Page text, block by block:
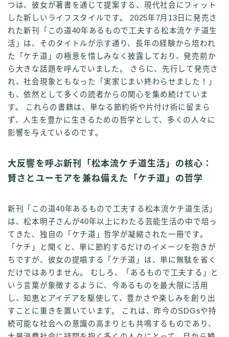
つは、彼女が著書を通じて提案する、現代社会にフィット
した新しいライフスタイルです。 2025年7月13日に発売さ
れた新刊「この道40年あるもので工夫する松本流ケチ道生
活」は、そのタイトルが示す通り、長年の経験から培われ
た「ケチ道」の極意を惜しみなく披露しており、発売前か
ら大きな話題を呼んでいました。 さらに、先行して発売さ
れ、社会現象ともなった「実家じまい終わらせました！」
も、依然として多くの読者からの関心を集め続けていま
す。 これらの書籍は、単なる節約術や片付け術に留まら
ず、人生を豊かに生きるための哲学として、多くの人々に
影響を与えているのです。
大反響を呼ぶ新刊「松本流ケチ道生活」の核心：
賢さとユーモアを兼ね備えた「ケチ道」の哲学
新刊「この道40年あるもので工夫する松本流ケチ道生活」
は、松本明子さんが40年以上にわたる芸能生活の中で培っ
てきた、独自の「ケチ道」哲学が凝縮された一冊です。
「ケチ」と聞くと、単に節約するだけのイメージを抱きが
ちですが、彼女の提唱する「ケチ道」は、単に無駄を省く
だけではありません。 むしろ、「あるもので工夫する」と
いう言葉が象徴するように、今あるものを最大限に活用
し、知恵とアイデアを駆使して、豊かさや楽しみを創り出
すことに重きを置いています。 これは、昨今のSDGsや持
続可能な社会への意識の高まりとも共鳴するものであり、